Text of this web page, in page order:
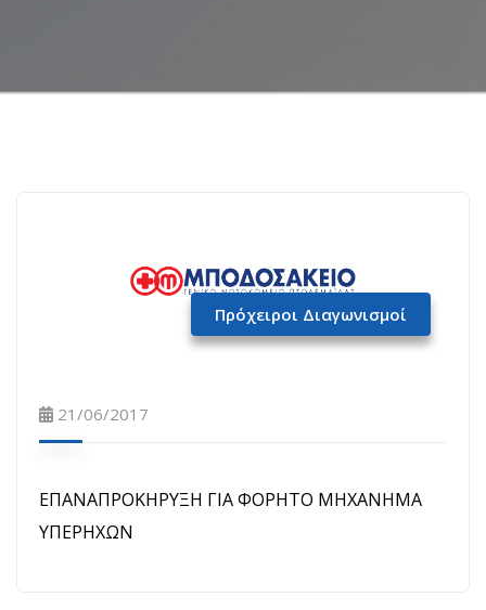
Πρόχειροι Διαγωνισμοί
21/06/2017
ΕΠΑΝΑΠΡΟΚΗΡΥΞΗ ΓΙΑ ΦΟΡΗΤΟ ΜΗΧΑΝΗΜΑ
ΥΠΕΡΗΧΩΝ